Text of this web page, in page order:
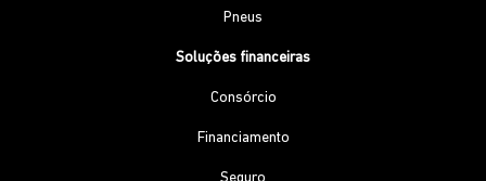
Pneus
Soluções financeiras
Consórcio
Financiamento